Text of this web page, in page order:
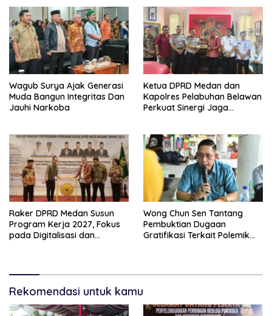
Wagub Surya Ajak Generasi
Muda Bangun Integritas Dan
Jauhi Narkoba
Ketua DPRD Medan dan
Kapolres Pelabuhan Belawan
Perkuat Sinergi Jaga
Belawan
Raker DPRD Medan Susun
Program Kerja 2027, Fokus
pada Digitalisasi dan
Wong Chun Sen Tantang
Pembuktian Dugaan
Gratifikasi Terkait Polemik
Rekomendasi untuk kamu